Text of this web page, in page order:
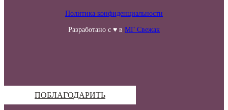
Политика конфиденциальности
Разработано с ♥ в МГ Свежак
ПОБЛАГОДАРИТЬ